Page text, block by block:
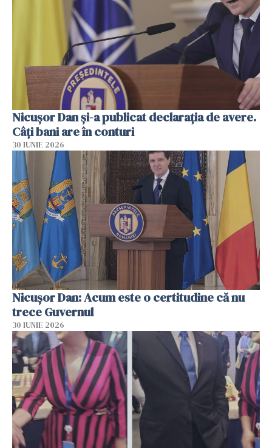
Nicuşor Dan şi-a publicat declaraţia de avere.
Câți bani are în conturi
30 IUNIE 2026
Nicușor Dan: Acum este o certitudine că nu
trece Guvernul
30 IUNIE 2026